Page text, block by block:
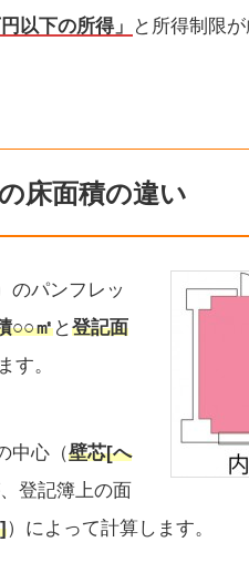
以下の所得」
と所得制限
床面積の違い
のパンフレッ
○○㎡と登記面
す。
中心（壁芯[へ
登記簿上の面
）によって計算します。